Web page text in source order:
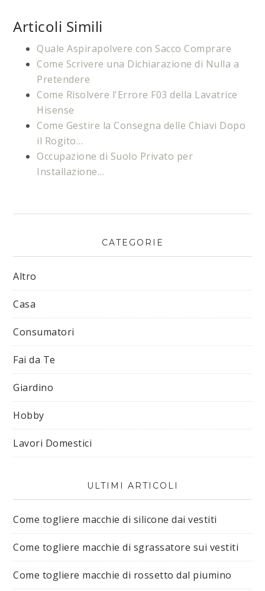
Articoli Simili
Quale Aspirapolvere con Sacco Comprare
Come Scrivere una Dichiarazione di Nulla a
Pretendere
Come Risolvere l'Errore F03 della Lavatrice
Hisense​
Come Gestire la Consegna delle Chiavi Dopo
il Rogito…
Occupazione di Suolo Privato per
Installazione…
CATEGORIE
Altro
Casa
Consumatori
Fai da Te
Giardino
Hobby
Lavori Domestici
ULTIMI ARTICOLI
Come togliere macchie di silicone dai vestiti​
Come togliere macchie di sgrassatore sui vestiti​
Come togliere macchie di rossetto dal piumino​